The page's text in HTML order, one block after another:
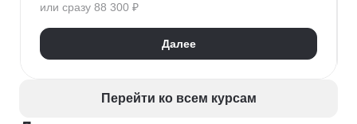
Искусственный интеллект
Математика для Data Science
Статистика
Pandas
или сразу 88 300 ₽
Далее
Перейти ко всем курсам